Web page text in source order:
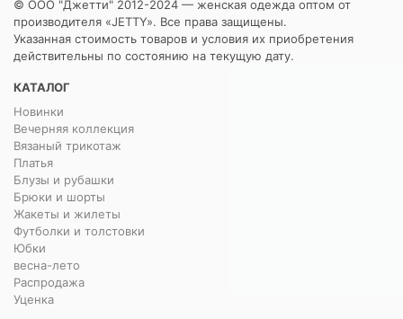
© ООО "Джетти" 2012-2024 — женская одежда оптом от
производителя «JETTY». Все права защищены.
Указанная стоимость товаров и условия их приобретения
действительны по состоянию на текущую дату.
КАТАЛОГ
Новинки
Вечерняя коллекция
Вязаный трикотаж
Платья
Блузы и рубашки
Брюки и шорты
Жакеты и жилеты
Футболки и толстовки
Юбки
весна-лето
Распродажа
Уценка